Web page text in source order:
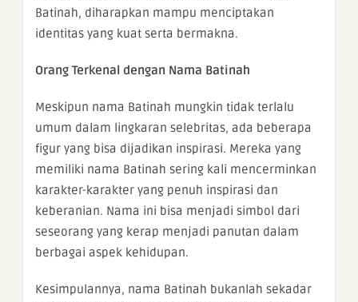
Batinah, diharapkan mampu menciptakan
identitas yang kuat serta bermakna.
Orang Terkenal dengan Nama Batinah
Meskipun nama Batinah mungkin tidak terlalu
umum dalam lingkaran selebritas, ada beberapa
figur yang bisa dijadikan inspirasi. Mereka yang
memiliki nama Batinah sering kali mencerminkan
karakter-karakter yang penuh inspirasi dan
keberanian. Nama ini bisa menjadi simbol dari
seseorang yang kerap menjadi panutan dalam
berbagai aspek kehidupan.
Kesimpulannya, nama Batinah bukanlah sekadar